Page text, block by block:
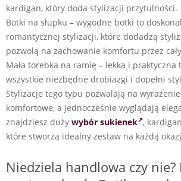
kardigan, który doda stylizacji przytulności.
Botki na słupku – wygodne botki to
romantycznej stylizacji, które dodadzą
pozwolą na zachowanie komfortu przez
Mała torebka na ramię – lekka i praktyczna
wszystkie niezbędne drobiazgi i dopełni
Stylizacje tego typu pozwalają na
komfortowe, a jednocześnie wyglądają
znajdziesz duży wybór sukienek ,
które stworzą idealny zestaw na każdą
Niedziela handlowa czy nie?